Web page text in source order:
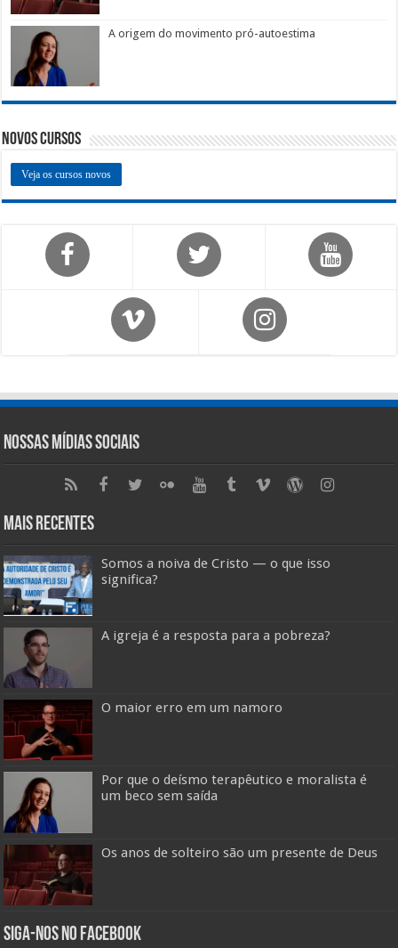
A origem do movimento pró-autoestima
Novos Cursos
Veja os cursos novos
Nossas Mídias Sociais
Mais Recentes
Somos a noiva de Cristo — o que isso
significa?
A igreja é a resposta para a pobreza?
O maior erro em um namoro
Por que o deísmo terapêutico e moralista é
um beco sem saída
Os anos de solteiro são um presente de Deus
Siga-nos no Facebook